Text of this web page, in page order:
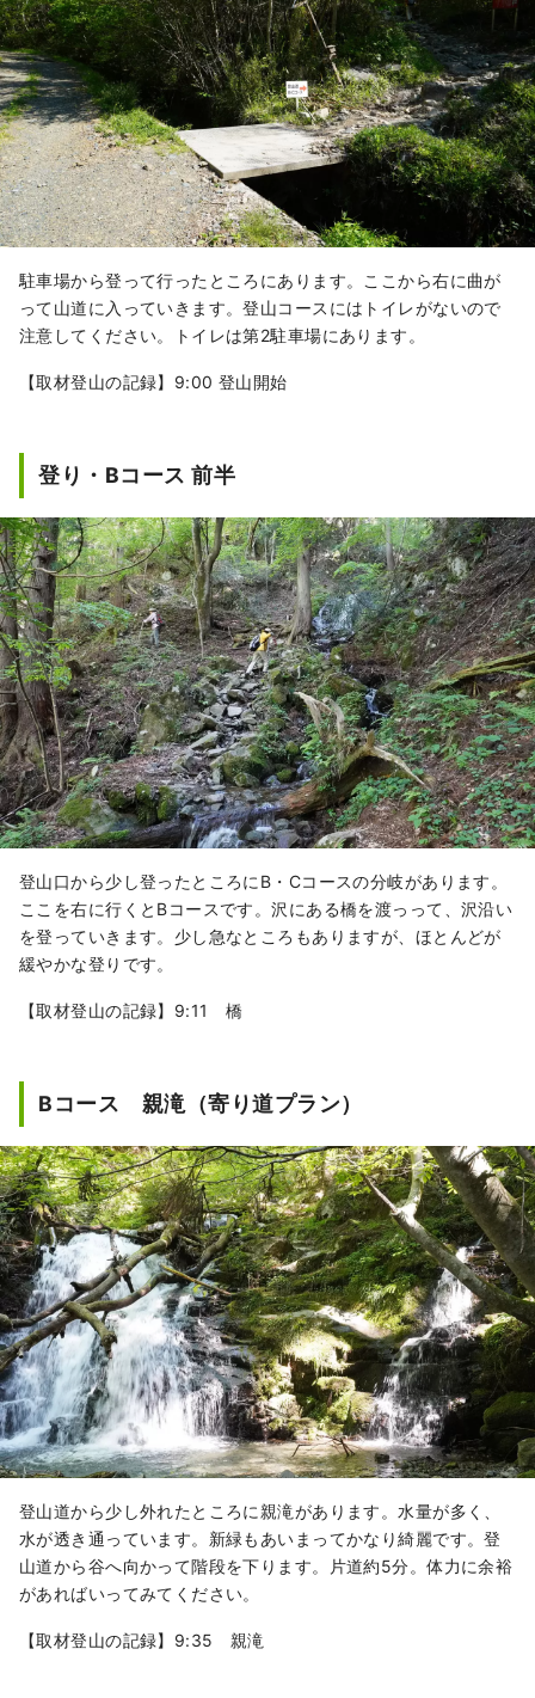
駐車場から登って行ったところにあります。ここから右に曲が
って山道に入っていきます。登山コースにはトイレがないので
注意してください。トイレは第2駐車場にあります。
【取材登山の記録】9:00 登山開始
登り・Bコース 前半
登山口から少し登ったところにB・Cコースの分岐があります。
ここを右に行くとBコースです。沢にある橋を渡っって、沢沿い
を登っていきます。少し急なところもありますが、ほとんどが
緩やかな登りです。
【取材登山の記録】9:11 橋
Bコース 親滝（寄り道プラン）
登山道から少し外れたところに親滝があります。水量が多く、
水が透き通っています。新緑もあいまってかなり綺麗です。登
山道から谷へ向かって階段を下ります。片道約5分。体力に余裕
があればいってみてください。
【取材登山の記録】9:35 親滝